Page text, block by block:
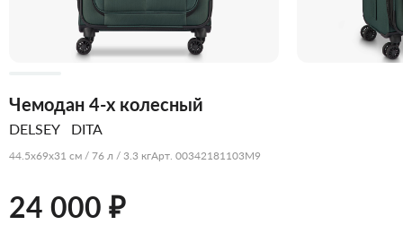
Чемодан 4-х колесный
DELSEY DITA
44.5x69x31 см / 76 л / 3.3 кгАрт. 00342181103M9
24 000 ₽